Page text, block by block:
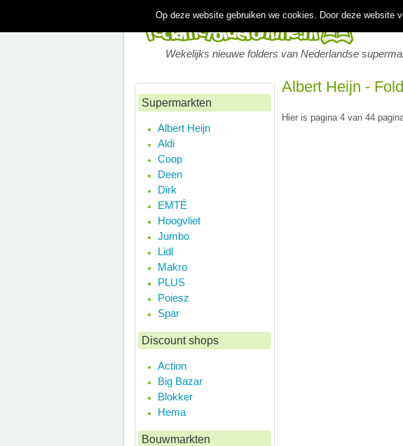
Wekelijks nieuwe folders van Nederlandse
Albert Heijn -
Hier is pagina 4 van 44
Supermarkten
Albert Heijn
Aldi
Coop
Deen
Dirk
EMTÉ
Hoogvliet
Jumbo
Lidl
Makro
PLUS
Poiesz
Spar
Discount shops
Action
Big Bazar
Blokker
Hema
Bouwmarkten
Op deze website gebruiken we cookies. Door deze website